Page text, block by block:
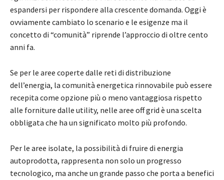
espandersi per rispondere alla crescente domanda. Oggi è
ovviamente cambiato lo scenario e le esigenze ma il
concetto di “comunità” riprende l’approccio di oltre cento
anni fa.
Se per le aree coperte dalle reti di distribuzione
dell’energia, la comunità energetica rinnovabile può essere
recepita come opzione più o meno vantaggiosa rispetto
alle forniture dalle utility, nelle aree off grid è una scelta
obbligata che ha un significato molto più profondo.
Per le aree isolate, la possibilità di fruire di energia
autoprodotta, rappresenta non solo un progresso
tecnologico, ma anche un grande passo che porta a benefici